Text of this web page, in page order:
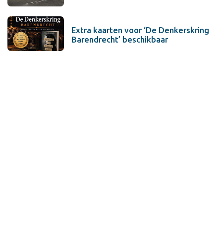
Extra kaarten voor ‘De Denkerskring
Barendrecht’ beschikbaar